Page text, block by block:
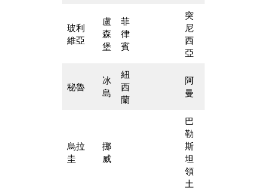
玻利
維亞
盧
森
堡
菲
律
賓
突
尼
西
亞
秘魯
冰
島
紐
西
蘭
阿
曼
烏拉
圭
挪
威
巴
勒
斯
坦
領
土